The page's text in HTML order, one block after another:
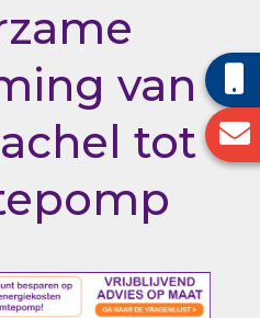
van
tot